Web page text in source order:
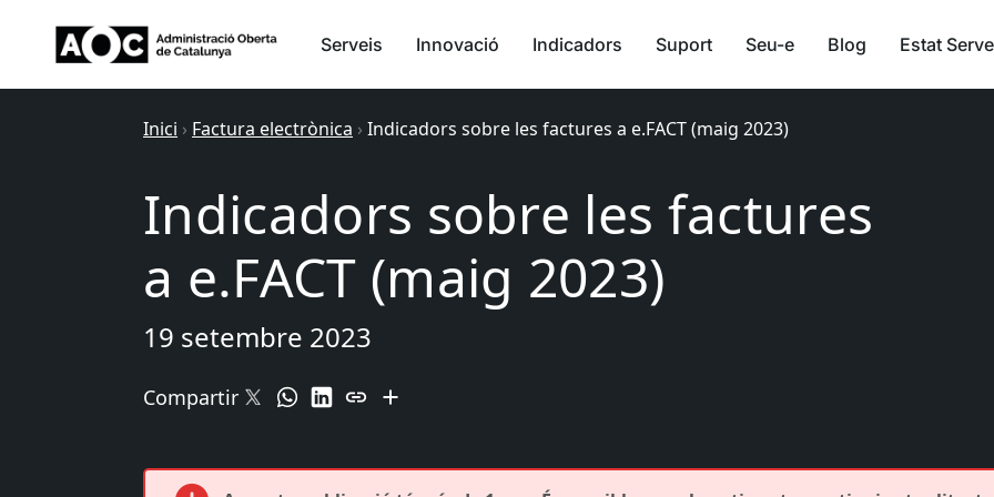
Serveis Innovació Indicadors Suport Seu-e Blog Estat
Inici › Factura electrònica › Indicadors sobre les factures a e.FACT (maig 2023)
Indicadors sobre les factures
a e.FACT (maig 2023)
19 setembre 2023
Compartir